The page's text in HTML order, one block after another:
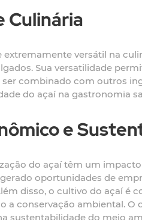
Culinária
extremamente versátil na
Sua versatilidade
combinado com outros
do açaí na gastronomia
e
do açaí têm um
oportunidades de
disso, o cultivo do açaí é
a conservação ambiental.
sustentabilidade do meio